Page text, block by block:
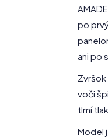
po
ani po
Zvršok
voči
tlmí
Model